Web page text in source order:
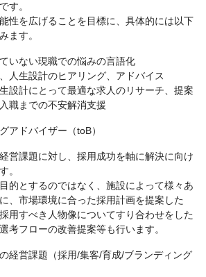
す。
性を広げることを目標に、具体的には以下
ます。
いない現職での悩みの言語化
人生設計のヒアリング、アドバイス
設計にとって最適な求人のリサーチ、提案
職までの不安解消支援
アドバイザー（toB）
営課題に対し、採用成功を軸に解決に向け
。
的とするのではなく、施設によって様々あ
、市場環境に合った採用計画を提案した
用すべき人物像についてすり合わせをした
考フローの改善提案等も行います。
経営課題（採用/集客/育成/ブランディング